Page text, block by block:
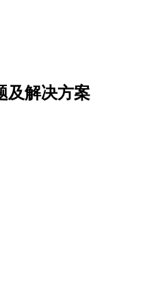
及解决方案